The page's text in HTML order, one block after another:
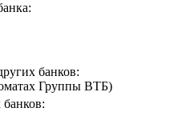
банков:
Группы ВТБ)